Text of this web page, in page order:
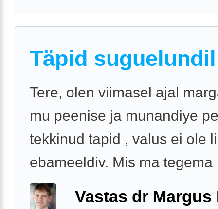
Täpid suguelundil
Tere, olen viimasel ajal
mu peenise ja munandiye
tekkinud tapid , valus ei ole
ebameeldiv. Mis ma tegema
Vastas dr Margus